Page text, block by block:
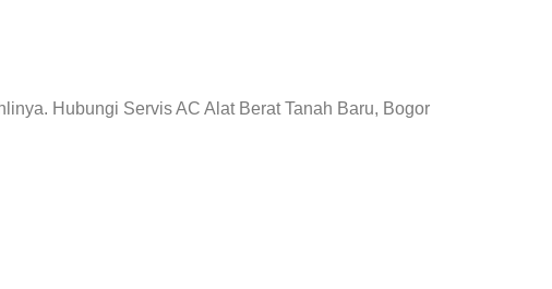
Hubungi Servis AC Alat Berat Tanah Baru, Bogor